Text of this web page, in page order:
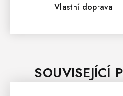
Vlastní doprava
SOUVISEJÍCÍ